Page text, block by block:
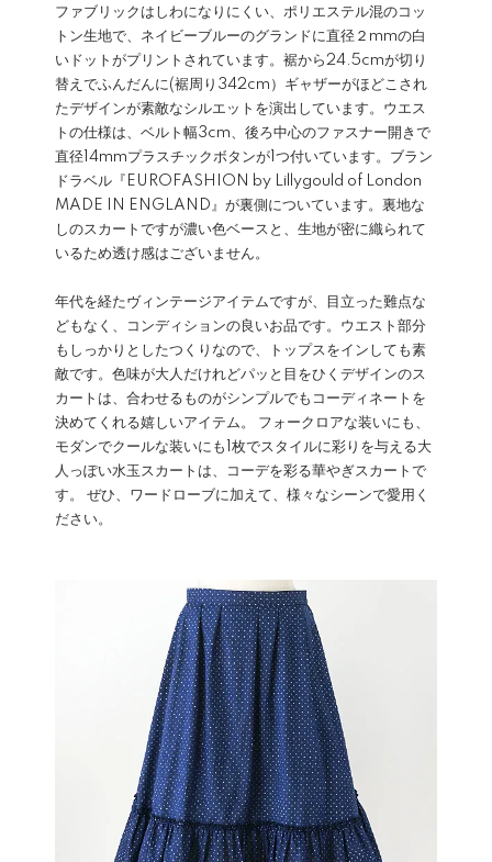
ファブリックはしわになりにくい、ポリエステル混のコッ
トン生地で、ネイビーブルーのグランドに直径２mmの白
いドットがプリントされています。裾から24.5cmが切り
替えでふんだんに(裾周り342cm）ギャザーがほどこされ
たデザインが素敵なシルエットを演出しています。ウエス
トの仕様は、ベルト幅3cm、後ろ中心のファスナー開きで
直径14mmプラスチックボタンが1つ付いています。ブラン
ドラベル『EUROFASHION by Lillygould of London
MADE IN ENGLAND』が裏側についています。裏地な
しのスカートですが濃い色ベースと、生地が密に織られて
いるため透け感はございません。
年代を経たヴィンテージアイテムですが、目立った難点な
どもなく、コンディションの良いお品です。ウエスト部分
もしっかりとしたつくりなので、トップスをインしても素
敵です。色味が大人だけれどパッと目をひくデザインのス
カートは、合わせるものがシンプルでもコーディネートを
決めてくれる嬉しいアイテム。 フォークロアな装いにも、
モダンでクールな装いにも1枚でスタイルに彩りを与える大
人っぽい水玉スカートは、コーデを彩る華やぎスカートで
す。 ぜひ、ワードローブに加えて、様々なシーンで愛用く
ださい。